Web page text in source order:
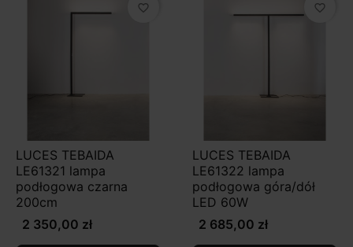
favorite_border
LUCES TEBAIDA
LE61321 lampa
podłogowa czarna
200cm
2 350,00 zł
favorite_border
LUCES TEBAIDA
LE61322 lampa
podłogowa góra/dół
LED 60W
2 685,00 zł